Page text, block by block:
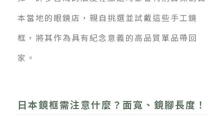
本當地的眼鏡店，親自挑選並試戴這些手工鏡
框，將其作為具有紀念意義的高品質單品帶回
家。
日本鏡框需注意什麼？面寬、鏡腳長度！